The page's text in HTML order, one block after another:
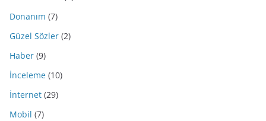
Donanım (7)
Güzel Sözler (2)
Haber (9)
İnceleme (10)
İnternet (29)
Mobil (7)